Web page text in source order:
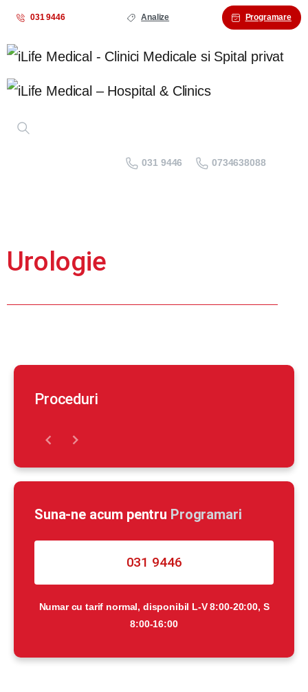
031 9446 Analize Programare
031 9446 0734638088
Urologie
Proceduri
Suna-ne acum pentru Programari
031 9446
Numar cu tarif normal, disponibil L-V 8:00-20:00, S
8:00-16:00